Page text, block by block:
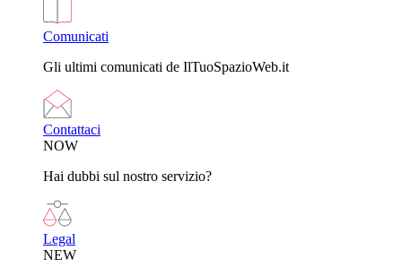
Comunicati
Gli ultimi comunicati de IlTuoSpazioWeb.it
Contattaci
NOW
Hai dubbi sul nostro servizio?
Legal
NEW